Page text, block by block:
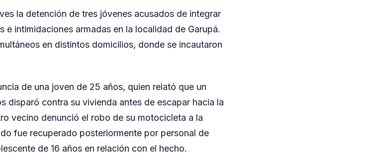
la detención de tres jóvenes acusados de integrar
intimidaciones armadas en la localidad de Garupá.
en distintos domicilios, donde se incautaron
de una joven de 25 años, quien relató que un
disparó contra su vivienda antes de escapar hacia la
vecino denunció el robo de su motocicleta a la
fue recuperado posteriormente por personal de
de 16 años en relación con el hecho.